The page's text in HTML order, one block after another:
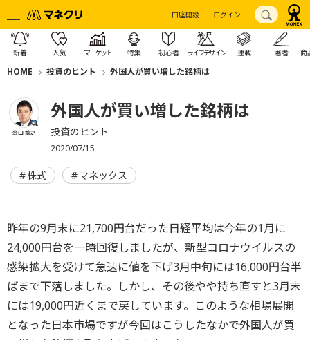
口座開設 ログイン
新着 人気 マーケット 特集 初心者 ライフデザイン 連載 著者 商
HOME 投資のヒント 外国人が買い増した銘柄は
金山 敏之
外国人が買い増した銘柄は
投資のヒント
2020/07/15
株式 マネックス
昨年の9月末に21,700円台だった日経平均は今年の1月に
24,000円台を一時回復しましたが、新型コロナウイルスの
感染拡大を受けて急速に値を下げ3月中旬には16,000円台半
ばまで下落しました。しかし、その後やや持ち直すと3月末
には19,000円近くまで戻しています。このような相場展開
となった日本市場ですが今回はこうしたなかで外国人が買